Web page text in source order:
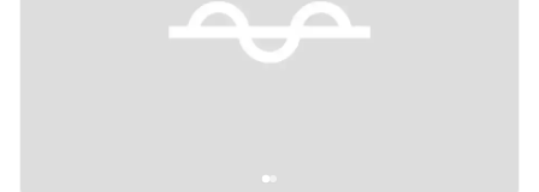
Previous slide